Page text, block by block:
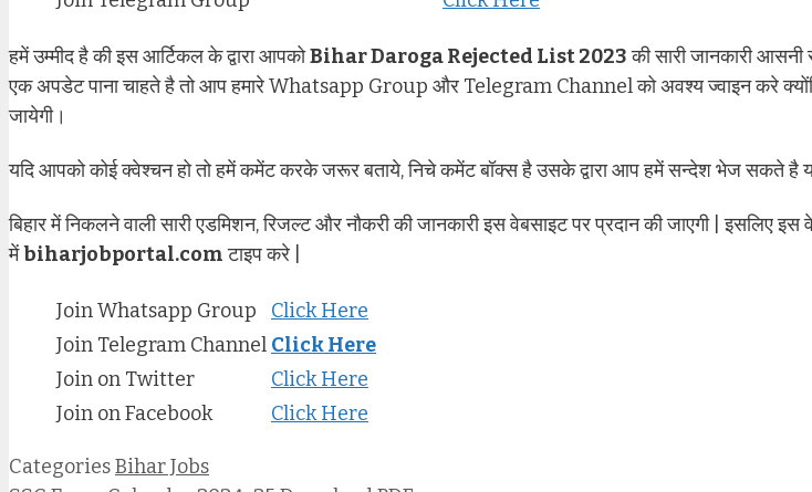
हमें उम्मीद है की इस आर्टिकल के द्वारा आपकोBihar Daroga Rejected List 2023की सारी जानकारी
एक अपडेट पाना चाहते है तो आप हमारे Whatsapp Group और Telegram Channel को अवश्य ज्वाइन करे
जायेगी।
यदि आपको कोई क्वेश्चन हो तो हमें कमेंट करके जरूर बताये, निचे कमेंट बॉक्स है उसके द्वारा आप हमें सन्देश भेज सकते है
बिहार में निकलने वाली सारी एडमिशन, रिजल्ट और नौकरी की जानकारी इस वेबसाइट पर प्रदान की जाएगी | इसलिए
मेंbiharjobportal.comटाइप करे |
Join Whatsapp Group
Click Here
Join Telegram Channel Click Here
Join on Twitter
Click Here
Join on Facebook
Click Here
CategoriesBihar Jobs